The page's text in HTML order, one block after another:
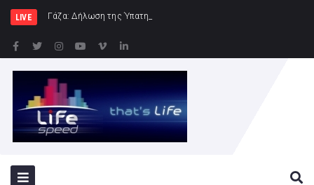
LIVE Γάζα: Δήλωση της Ύπατης Εκπροσώπου εξ ονόματ